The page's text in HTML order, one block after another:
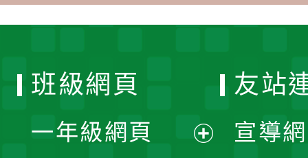
班級網頁
一年級網頁
友站
宣導